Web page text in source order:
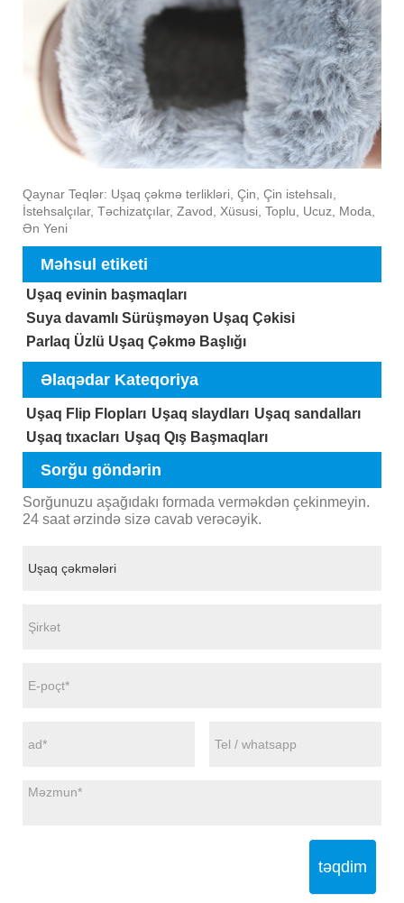
Qaynar Teqlər: Uşaq çəkmə terlikləri, Çin, Çin istehsalı,
İstehsalçılar, Təchizatçılar, Zavod, Xüsusi, Toplu, Ucuz, Moda,
Ən Yeni
Məhsul etiketi
Uşaq evinin başmaqları
Suya davamlı Sürüşməyən Uşaq Çəkisi
Parlaq Üzlü Uşaq Çəkmə Başlığı
Əlaqədar Kateqoriya
Uşaq Flip Flopları Uşaq slaydları Uşaq sandalları
Uşaq tıxacları Uşaq Qış Başmaqları
Sorğu göndərin
Sorğunuzu aşağıdakı formada verməkdən çekinmeyin.
24 saat ərzində sizə cavab verəcəyik.
təqdim